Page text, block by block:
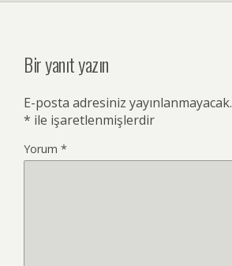
Bir yanıt yazın
E-posta adresiniz yayınlanmayacak.
* ile işaretlenmişlerdir
Yorum *